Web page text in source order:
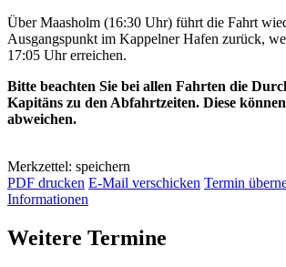
Über Maasholm (16:30 Uhr) führt die Fahrt
Ausgangspunkt im Kappelner Hafen zurück,
17:05 Uhr erreichen.
Bitte beachten Sie bei allen Fahrten die
Kapitäns zu den Abfahrtzeiten. Diese
abweichen.
Merkzettel: speichern
PDF drucken E-Mail verschicken Termin
Informationen
Weitere Termine